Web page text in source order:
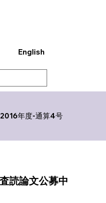
English
年度-通算4号
読論文公募中